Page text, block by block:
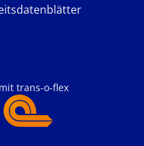
trans-o-flex